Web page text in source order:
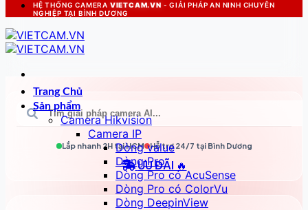
HỆ THỐNG CAMERA VIETCAM.VN - GIẢI PHÁP AN NINH CHUYÊN
NGHIỆP TẠI BÌNH DƯƠNG
Trang Chủ
Sản phẩm
Camera Hikvision
Camera IP
Dòng value
Dòng Pro
Dòng Pro có AcuSense
Dòng Pro có ColorVu
Dòng DeepinView
Lắp nhanh 2H tạiHCM Hỗ trợ 24/7 tại Bình Dương
ƯU ĐÃI 🔥